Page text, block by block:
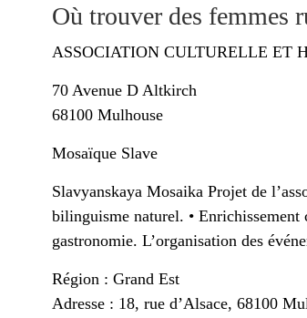
Où trouver des femmes
ASSOCIATION CULTURELLE ET
70 Avenue D Altkirch
68100 Mulhouse
Mosaïque Slave
Slavyanskaya Mosaika Projet de
bilinguisme naturel. •
gastronomie. L’organisation des
Région : Grand Est
Adresse : 18, rue d’Alsace, 68100